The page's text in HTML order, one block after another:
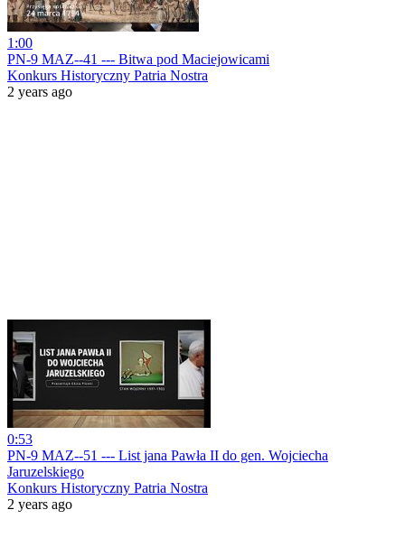
1:00
PN-9 MAZ--41 --- Bitwa pod Maciejowicami
Konkurs Historyczny Patria Nostra
2 years ago
0:53
PN-9 MAZ--51 --- List jana Pawła II do gen. Wojciecha
Jaruzelskiego
Konkurs Historyczny Patria Nostra
2 years ago